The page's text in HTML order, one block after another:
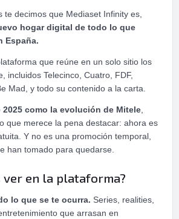
te decimos que Mediaset Infinity es,
hogar digital de todo lo que
España.
que reúne en un solo sitio los
incluidos Telecinco, Cuatro, FDF,
Mad, y todo su contenido a la carta.
como la evolución de Mitele
que merece la pena destacar: ahora es
Y no es una promoción temporal,
han tomado para quedarse.
ver en la plataforma?
lo que se te ocurra. Series, realities,
que arrasan en